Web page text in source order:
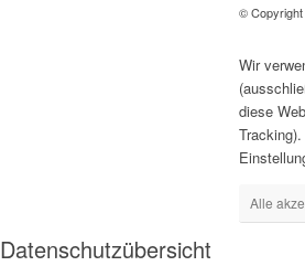
©
Wir
diese
Alle
Datenschutzübersicht